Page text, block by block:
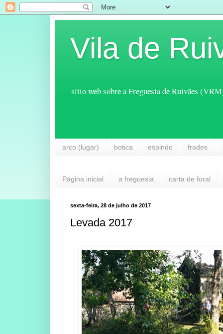
Vila de
sítio web sobre a Freguesia de Ruivães
arco (lugar) botica espindo frades
Página inicial a freguesia carta de foral
sexta-feira, 28 de julho de 2017
Levada 2017